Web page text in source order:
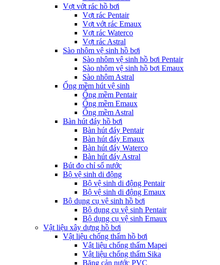
Vợt vớt rác hồ bơi
Vợt rác Pentair
Vợt vớt rác Emaux
Vợt rác Waterco
Vợt rác Astral
Sào nhôm vệ sinh hồ bơi
Sào nhôm vệ sinh hồ bơi Pentair
Sào nhôm vệ sinh hồ bơi Emaux
Sào nhôm Astral
Ống mềm hút vệ sinh
Ống mềm Pentair
Ống mềm Emaux
Ống mềm Astral
Bàn hút đáy hồ bơi
Bàn hút đáy Pentair
Bàn hút đáy Emaux
Bàn hút đáy Waterco
Bàn hút đáy Astral
Bút đo chỉ số nước
Bộ vệ sinh di động
Bộ vệ sinh di động Pentair
Bộ vệ sinh di động Emaux
Bộ dụng cụ vệ sinh hồ bơi
Bộ dụng cụ vệ sinh Pentair
Bộ dụng cụ vệ sinh Emaux
Vật liệu xây dựng hồ bơi
Vật liệu chống thấm hồ bơi
Vật liệu chống thấm Mapei
Vật liệu chống thấm Sika
Băng cản nước PVC